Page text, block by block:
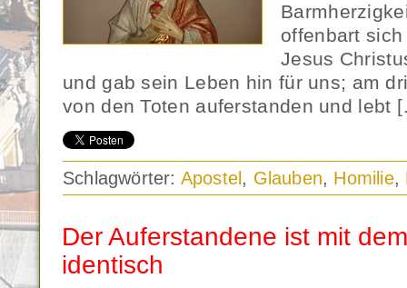
offenbart
Jesus
und gab sein Leben hin für uns; am
von den Toten auferstanden und lebt
Schlagwörter: Apostel , Glauben, Homilie,
Der Auferstandene ist mit
identisch